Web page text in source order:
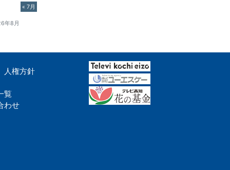
年8月
« 7月
人権方針
覧
わせ